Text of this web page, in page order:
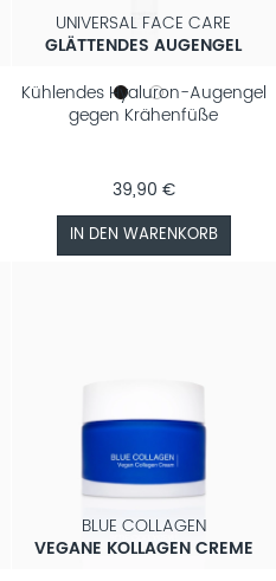
UNIVERSAL FACE CARE
GLÄTTENDES AUGENGEL
Kühlendes Hyaluron-Augengel
gegen Krähenfüße
39,90 €
IN DEN WARENKORB
BLUE COLLAGEN
VEGANE KOLLAGEN CREME